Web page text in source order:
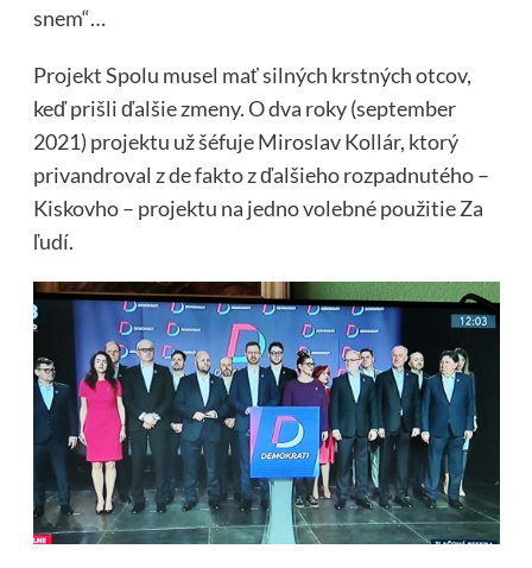
snem“…
Projekt Spolu musel mať silných krstných otcov,
keď prišli ďalšie zmeny. O dva roky (september
2021) projektu už šéfuje Miroslav Kollár, ktorý
privandroval z de fakto z ďalšieho rozpadnutého –
Kiskovho – projektu na jedno volebné použitie Za
ľudí.